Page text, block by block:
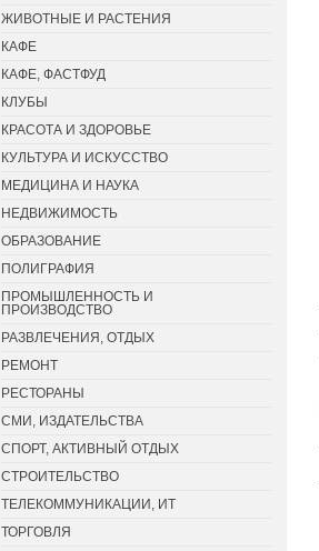
ЖИВОТНЫЕ И РАСТЕНИЯ
КАФЕ
КАФЕ, ФАСТФУД
КЛУБЫ
КРАСОТА И ЗДОРОВЬЕ
КУЛЬТУРА И ИСКУССТВО
МЕДИЦИНА И НАУКА
НЕДВИЖИМОСТЬ
ОБРАЗОВАНИЕ
ПОЛИГРАФИЯ
ПРОМЫШЛЕННОСТЬ И
ПРОИЗВОДСТВО
РАЗВЛЕЧЕНИЯ, ОТДЫХ
РЕМОНТ
РЕСТОРАНЫ
СМИ, ИЗДАТЕЛЬСТВА
СПОРТ, АКТИВНЫЙ ОТДЫХ
СТРОИТЕЛЬСТВО
ТЕЛЕКОММУНИКАЦИИ, ИТ
ТОРГОВЛЯ